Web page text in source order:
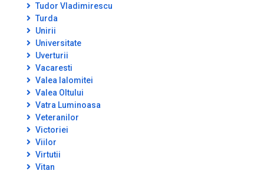
Tudor Vladimirescu
Turda
Unirii
Universitate
Uverturii
Vacaresti
Valea Ialomitei
Valea Oltului
Vatra Luminoasa
Veteranilor
Victoriei
Viilor
Virtutii
Vitan